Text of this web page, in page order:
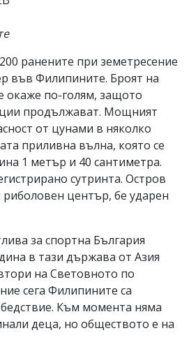
ранените при земетресение
във Филипините. Броят на
окаже по-голям, защото
продължават. Мощният
от цунами в няколко
приливна вълна, която се
1 метър и 40 сантиметра.
сутринта. Остров
център, бе ударен
за спортна България
в тази държава от Азия
на Световното по
сега Филипините са
Към момента няма
деца, но обществото е на